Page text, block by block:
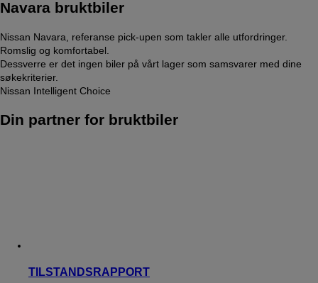
Navara bruktbiler
Nissan Navara, referanse pick-upen som takler alle utfordringer.
Romslig og komfortabel.
Dessverre er det ingen biler på vårt lager som samsvarer med dine
søkekriterier.
Nissan Intelligent Choice
Din partner for bruktbiler
TILSTANDSRAPPORT